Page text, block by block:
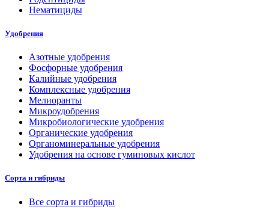
Нематициды
Удобрения
Азотные удобрения
Фосфорные удобрения
Калийные удобрения
Комплексные удобрения
Мелиоранты
Микроудобрения
Микробиологические удобрения
Органические удобрения
Органоминеральные удобрения
Удобрения на основе гуминовых кислот
Сорта и гибриды
Все сорта и гибриды